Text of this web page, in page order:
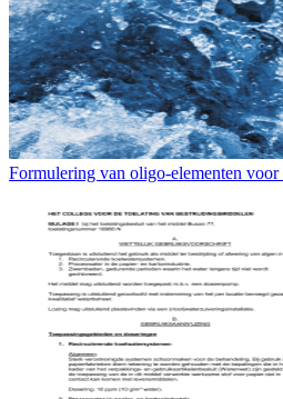
Formulering van oligo-elementen voor